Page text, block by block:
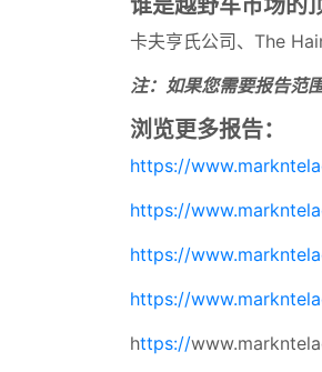
谁是越野车市场的
卡夫亨氏公司、The
注：如果您需要报告范
浏览更多报告：
https://
https://
https://
https://
https://